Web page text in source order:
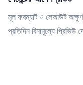
মূল ফরম্যাট ও লেআউট
প্রতিদিন বিনামূল্যে প্রিভিউ